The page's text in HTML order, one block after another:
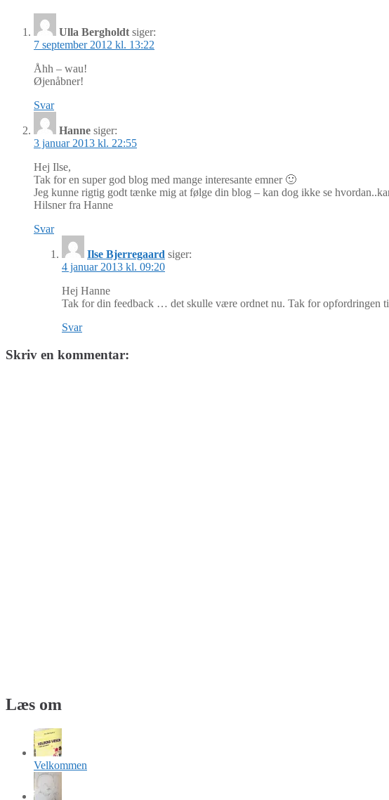
Ulla Bergholdt siger:
7 september 2012 kl. 13:22
Åhh – wau!
Øjenåbner!
Svar
Hanne siger:
3 januar 2013 kl. 22:55
Hej Ilse,
Tak for en super god blog med mange interesante emner 🙂
Jeg kunne rigtig godt tænke mig at følge din blog – kan dog ikke se
Hilsner fra Hanne
Svar
Ilse Bjerregaard siger:
4 januar 2013 kl. 09:20
Hej Hanne
Tak for din feedback … det skulle være ordnet nu. Tak for opfordringen
Svar
Skriv en kommentar:
Læs om
Velkommen